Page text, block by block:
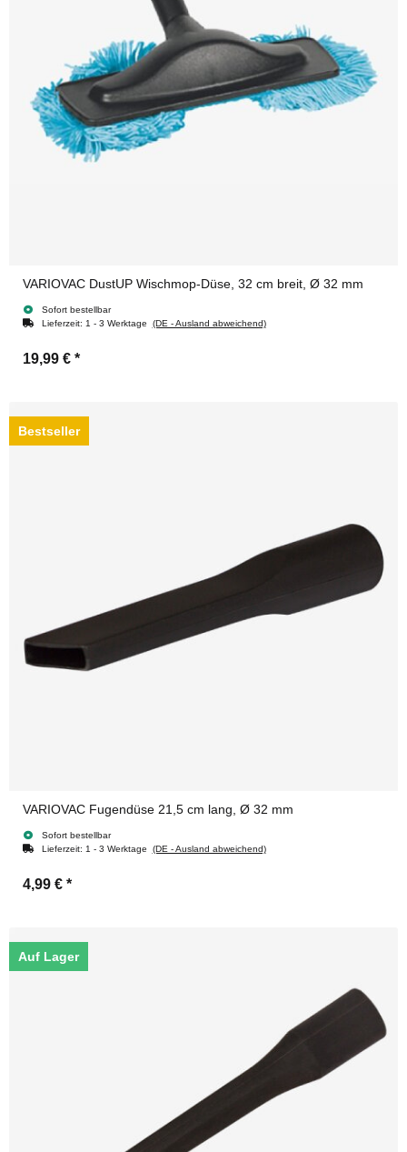
VARIOVAC DustUP Wischmop-Düse, 32 cm breit, Ø 32 mm
Sofort bestellbar
Lieferzeit: 1 - 3 Werktage (DE - Ausland abweichend)
19,99 € *
Bestseller
VARIOVAC Fugendüse 21,5 cm lang, Ø 32 mm
Sofort bestellbar
Lieferzeit: 1 - 3 Werktage (DE - Ausland abweichend)
4,99 € *
Auf Lager